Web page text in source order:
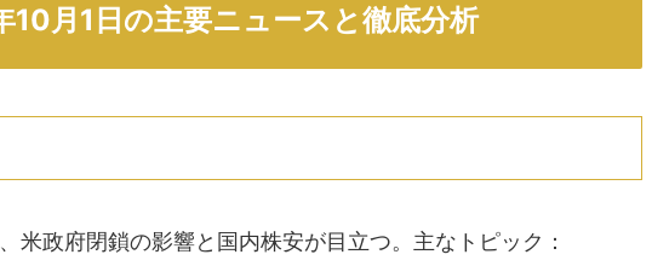
月1日の主要ニュースと徹底分析
米政府閉鎖の影響と国内株安が目立つ。主なトピック：